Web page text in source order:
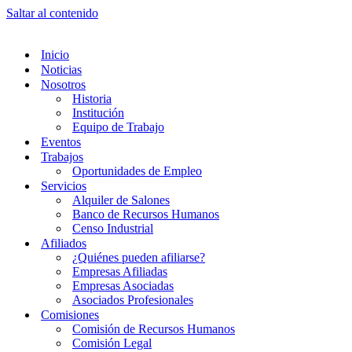
Saltar al contenido
Inicio
Noticias
Nosotros
Historia
Institución
Equipo de Trabajo
Eventos
Trabajos
Oportunidades de Empleo
Servicios
Alquiler de Salones
Banco de Recursos Humanos
Censo Industrial
Afiliados
¿Quiénes pueden afiliarse?
Empresas Afiliadas
Empresas Asociadas
Asociados Profesionales
Comisiones
Comisión de Recursos Humanos
Comisión Legal